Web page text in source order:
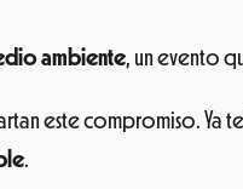
ambiente, un evento
este compromiso. Ya
.